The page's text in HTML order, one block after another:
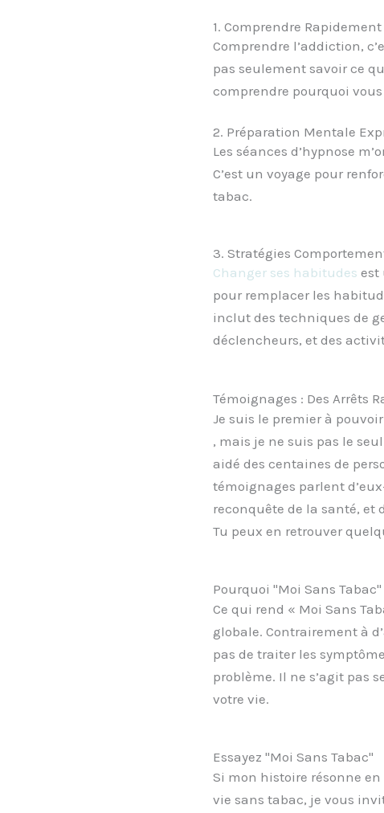
1. Comprendre
Comprendre l’addiction,
pas seulement savoir ce
comprendre pourquoi
2. Préparation Mentale
Les séances d’hypnose
C’est un voyage pour
tabac.
3. Stratégies
Changer ses habitudes est
pour remplacer les
inclut des techniques de
déclencheurs, et des
Témoignages : Des Arrêts
Je suis le premier à
, mais je ne suis pas le
aidé des centaines de
témoignages parlent
reconquête de la santé, et
Tu peux en retrouver
Pourquoi "Moi Sans
Ce qui rend « Moi Sans
globale. Contrairement à
pas de traiter les
problème. Il ne s’agit pas
votre vie.
Essayez "Moi Sans Tabac"
Si mon histoire résonne
vie sans tabac, je vous